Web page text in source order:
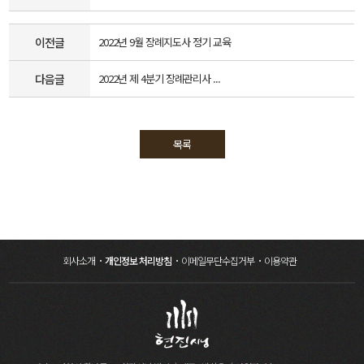
이전글 2022년 9월 장례지도사 정기 교육
다음글 2022년 제 4분기 장례관리사 ...
목록
회사소개 개인정보 처리방침 이메일무단수집거부 이용약관